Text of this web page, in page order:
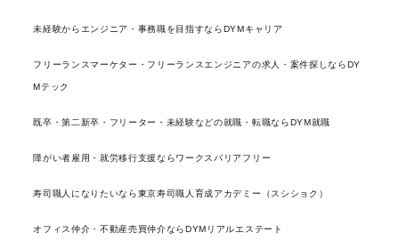
未経験からエンジニア・事務職を目指すならDYMキャリア
フリーランスマーケター・フリーランスエンジニアの求人・案件探しならDY
Mテック
既卒・第二新卒・フリーター・未経験などの就職・転職ならDYM就職
障がい者雇用・就労移行支援ならワークスバリアフリー
寿司職人になりたいなら東京寿司職人育成アカデミー（スシショク）
オフィス仲介・不動産売買仲介ならDYMリアルエステート